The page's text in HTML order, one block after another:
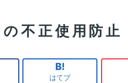
不正使用防止
はてブ